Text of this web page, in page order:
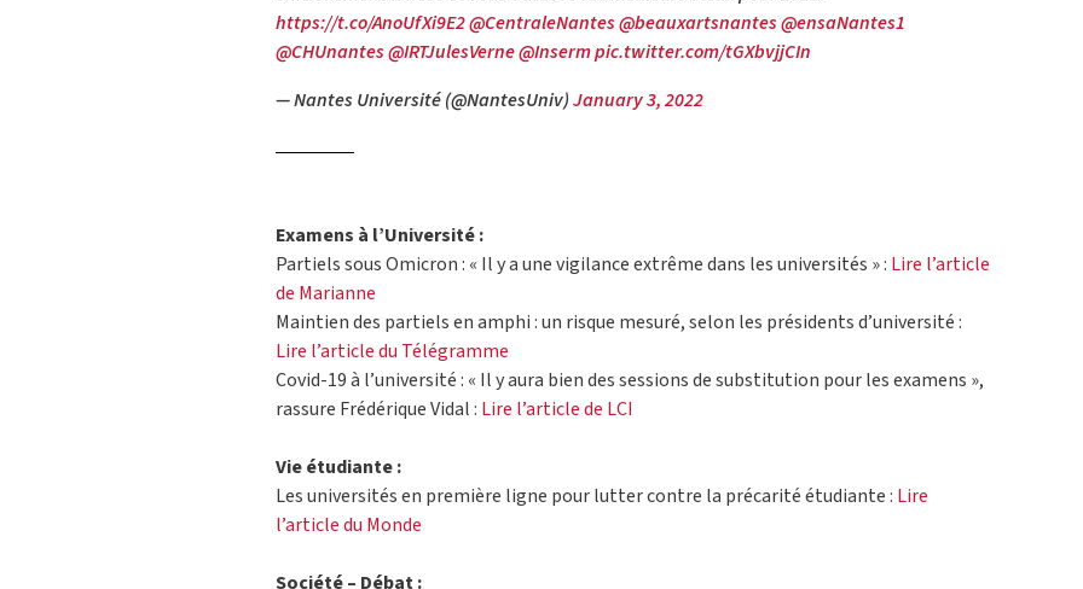
https://t.co/AnoUfXi9E2@CentraleNantes@beauxartsnantes@ensaNantes1
@CHUnantes@IRTJulesVerne@Insermpic.twitter.com/tGXbvjjCIn
— Nantes Université (@NantesUniv)January 3, 2022
Examens à l’Université :
Partiels sous Omicron : « Il y a une vigilance extrême dans les universités » : Lire l’article
de Marianne
Maintien des partiels en amphi : un risque mesuré, selon les présidents d’université :
Lire l’article du Télégramme
Covid-19 à l’université : « Il y aura bien des sessions de substitution pour les examens »,
rassure Frédérique Vidal : Lire l’article de LCI
Vie étudiante :
Les universités en première ligne pour lutter contre la précarité étudiante : Lire
l’article du Monde
Société – Débat :